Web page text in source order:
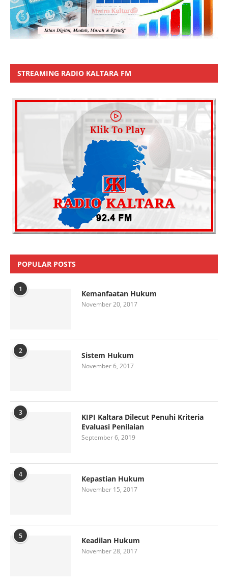
STREAMING RADIO KALTARA FM
POPULAR POSTS
1 Kemanfaatan Hukum
November 20, 2017
2 Sistem Hukum
November 6, 2017
3
KIPI Kaltara Dilecut Penuhi Kriteria
Evaluasi Penilaian
September 6, 2019
4 Kepastian Hukum
November 15, 2017
5 Keadilan Hukum
November 28, 2017